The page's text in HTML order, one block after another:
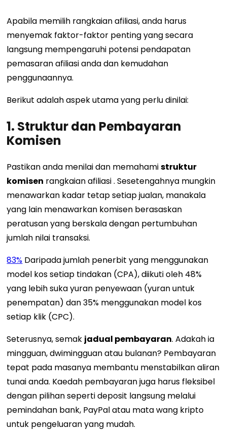
Apabila memilih rangkaian afiliasi, anda harus
menyemak faktor-faktor penting yang secara
langsung mempengaruhi potensi pendapatan
pemasaran afiliasi anda dan kemudahan
penggunaannya.
Berikut adalah aspek utama yang perlu dinilai:
1. Struktur dan Pembayaran
Komisen
Pastikan anda menilai dan memahamistruktur
komisen rangkaian afiliasi. Sesetengahnya mungkin
menawarkan kadar tetap setiap jualan, manakala
yang lain menawarkan komisen berasaskan
peratusan yang berskala dengan pertumbuhan
jumlah nilai transaksi.
83% Daripada jumlah penerbit yang menggunakan
model kos setiap tindakan (CPA), diikuti oleh 48%
yang lebih suka yuran penyewaan (yuran untuk
penempatan) dan 35% menggunakan model kos
setiap klik (CPC).
Seterusnya, semak jadual pembayaran. Adakah ia
mingguan, dwimingguan atau bulanan? Pembayaran
tepat pada masanya membantu menstabilkan aliran
tunai anda. Kaedah pembayaran juga harus fleksibel
dengan pilihan seperti deposit langsung melalui
pemindahan bank, PayPal atau mata wang kripto
untuk pengeluaran yang mudah.